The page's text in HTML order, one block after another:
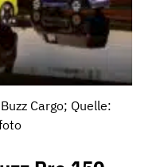
Cargo; Quelle: